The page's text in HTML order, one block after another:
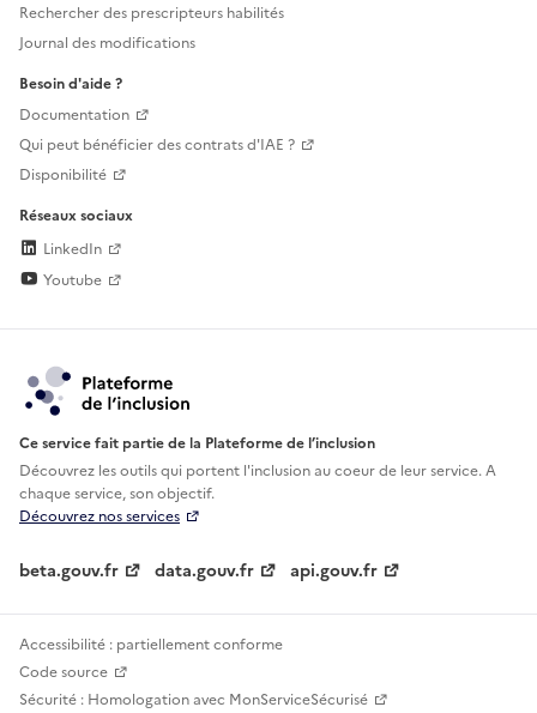
Rechercher des prescripteurs habilités
Journal des modifications
Besoin d'aide ?
Documentation
Qui peut bénéficier des contrats d'IAE ?
Disponibilité
Réseaux sociaux
LinkedIn
Youtube
Ce service fait partie de la Plateforme de l’inclusion
Découvrez les outils qui portent l'inclusion aucoeur de leur service. A
chaque service, son objectif.
Découvrez nos services
beta.gouv.fr data.gouv.fr api.gouv.fr
Accessibilité : partiellement conforme
Code source
Sécurité : Homologation avec MonServiceSécurisé